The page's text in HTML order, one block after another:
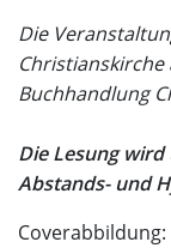
Die
Buchhandlung
Die Lesung
Abstands- und